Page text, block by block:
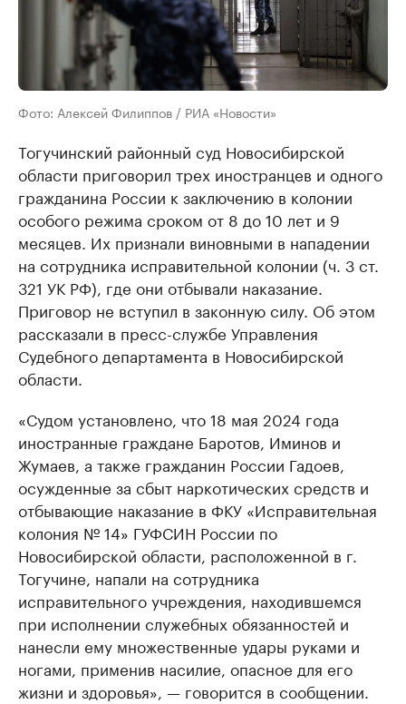
Фото: Алексей Филиппов / РИА «Новости»
Тогучинский районный суд Новосибирской
области приговорил трех иностранцев и одного
гражданина России к заключению в колонии
особого режима сроком от 8 до 10 лет и 9
месяцев. Их признали виновными в нападении
на сотрудника исправительной колонии (ч. 3 ст.
321 УК РФ), где они отбывали наказание.
Приговор не вступил в законную силу. Об этом
рассказали в пресс-службе Управления
Судебного департамента в Новосибирской
области.
«Судом установлено, что 18 мая 2024 года
иностранные граждане Баротов, Иминов и
Жумаев, а также гражданин России Гадоев,
осужденные за сбыт наркотических средств и
отбывающие наказание в ФКУ «Исправительная
колония № 14» ГУФСИН России по
Новосибирской области, расположенной в г.
Тогучине, напали на сотрудника
исправительного учреждения, находившемся
при исполнении служебных обязанностей и
нанесли ему множественные удары руками и
ногами, применив насилие, опасное для его
жизни и здоровья», — говорится в сообщении.